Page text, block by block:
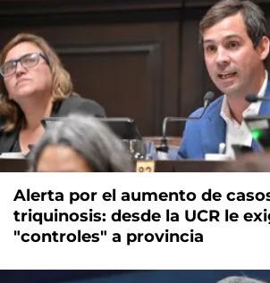
Alerta por el aumento de
triquinosis: desde la UCR le
"controles" a provincia